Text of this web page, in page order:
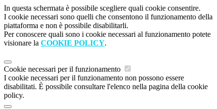
In questa schermata è possibile scegliere quali cookie consentire.
I cookie necessari sono quelli che consentono il funzionamento della
piattaforma e non è possibile disabilitarli.
Per conoscere quali sono i cookie necessari al funzionamento potete
visionare la COOKIE POLICY.
Cookie necessari per il funzionamento
I cookie necessari per il funzionamento non possono essere
disabilitati. È possibile consultare l'elenco nella pagina della cookie
policy.